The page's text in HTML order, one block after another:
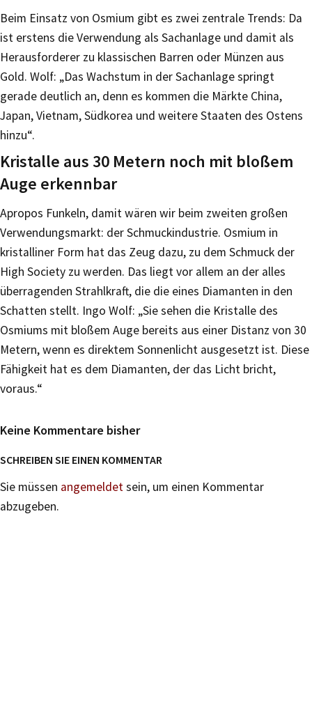
Beim Einsatz von Osmium gibt es zwei zentrale Trends: Da
ist erstens die Verwendung als Sachanlage und damit als
Herausforderer zu klassischen Barren oder Münzen aus
Gold. Wolf: „Das Wachstum in der Sachanlage springt
gerade deutlich an, denn es kommen die Märkte China,
Japan, Vietnam, Südkorea und weitere Staaten des Ostens
hinzu“.
Kristalle aus 30 Metern noch mit bloßem
Auge erkennbar
Apropos Funkeln, damit wären wir beim zweiten großen
Verwendungsmarkt: der Schmuckindustrie. Osmium in
kristalliner Form hat das Zeug dazu, zu dem Schmuck der
High Society zu werden. Das liegt vor allem an der alles
überragenden Strahlkraft, die die eines Diamanten in den
Schatten stellt. Ingo Wolf: „Sie sehen die Kristalle des
Osmiums mit bloßem Auge bereits aus einer Distanz von 30
Metern, wenn es direktem Sonnenlicht ausgesetzt ist. Diese
Fähigkeit hat es dem Diamanten, der das Licht bricht,
voraus.“
Keine Kommentare bisher
SCHREIBEN SIE EINEN KOMMENTAR
Sie müssen angemeldetsein, um einen Kommentar
abzugeben.